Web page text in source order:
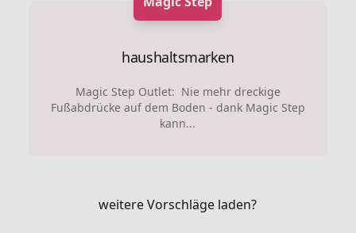
haushaltsmarken
Magic Step Outlet: Nie mehr dreckige
Fußabdrücke auf dem Boden - dank Magic Step
kann...
weitere Vorschläge laden?